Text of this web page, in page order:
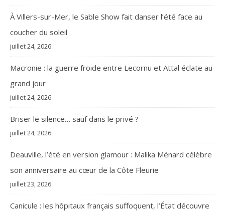
À Villers-sur-Mer, le Sable Show fait danser l’été face au
coucher du soleil
juillet 24, 2026
Macronie : la guerre froide entre Lecornu et Attal éclate au
grand jour
juillet 24, 2026
Briser le silence… sauf dans le privé ?
juillet 24, 2026
Deauville, l’été en version glamour : Malika Ménard célèbre
son anniversaire au cœur de la Côte Fleurie
juillet 23, 2026
Canicule : les hôpitaux français suffoquent, l’État découvre